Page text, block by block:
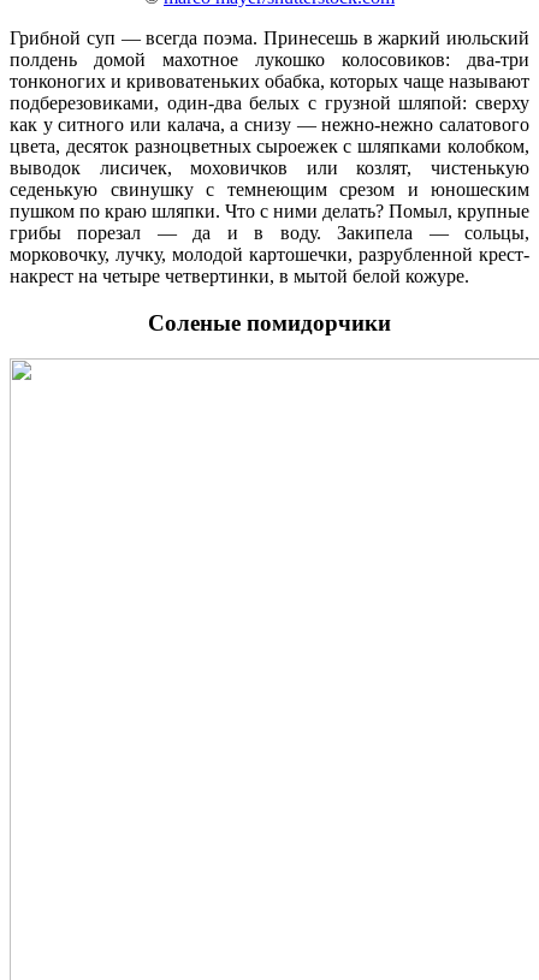
Грибной суп — всегда поэма. Принесешь в жаркий июльский
полдень домой махотное лукошко колосовиков: два-три
тонконогих и кривоватеньких обабка, которых чаще называют
подберезовиками, один-два белых с грузной шляпой: сверху
как у ситного или калача, а снизу — нежно-нежно салатового
цвета, десяток разноцветных сыроежек с шляпками колобком,
выводок лисичек, моховичков или козлят, чистенькую
седенькую свинушку с темнеющим срезом и юношеским
пушком по краю шляпки. Что с ними делать? Помыл, крупные
грибы порезал — да и в воду. Закипела — сольцы,
морковочку, лучку, молодой картошечки, разрубленной крест-
накрест на четыре четвертинки, в мытой белой кожуре.
Соленые помидорчики